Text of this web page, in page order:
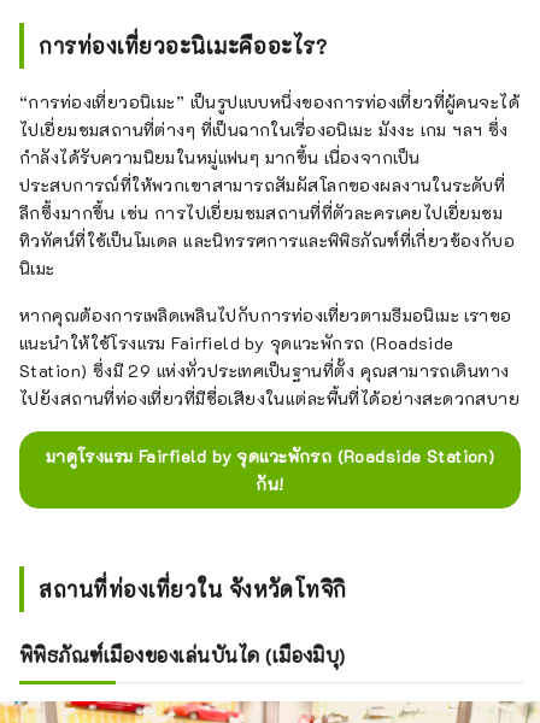
การท่องเที่ยวอะนิเมะคืออะไร?
“การท่องเที่ยวอนิเมะ” เป็นรูปแบบหนึ่งของการท่องเที่ยวที่ผู้คนจะได้
ไปเยี่ยมชมสถานที่ต่างๆ ที่เป็นฉากในเรื่องอนิเมะ มังงะ เกม ฯลฯ ซึ่ง
กำลังได้รับความนิยมในหมู่แฟนๆ มากขึ้น เนื่องจากเป็น
ประสบการณ์ที่ให้พวกเขาสามารถสัมผัสโลกของผลงานในระดับที่
ลึกซึ้งมากขึ้น เช่น การไปเยี่ยมชมสถานที่ที่ตัวละครเคยไปเยี่ยมชม
ทิวทัศน์ที่ใช้เป็นโมเดล และนิทรรศการและพิพิธภัณฑ์ที่เกี่ยวข้องกับอ
นิเมะ
หากคุณต้องการเพลิดเพลินไปกับการท่องเที่ยวตามธีมอนิเมะ เราขอ
แนะนำให้ใช้โรงแรม Fairfield by จุดแวะพักรถ (Roadside
Station) ซึ่งมี 29 แห่งทั่วประเทศเป็นฐานที่ตั้ง คุณสามารถเดินทาง
ไปยังสถานที่ท่องเที่ยวที่มีชื่อเสียงในแต่ละพื้นที่ได้อย่างสะดวกสบาย
มาดูโรงแรม Fairfield by จุดแวะพักรถ (Roadside Station)
กัน!
สถานที่ท่องเที่ยวใน จังหวัดโทจิกิ
พิพิธภัณฑ์เมืองของเล่นบันได (เมืองมิบุ)